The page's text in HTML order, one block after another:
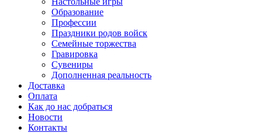
Образование
Профессии
Праздники родов войск
Семейные торжества
Гравировка
Сувениры
Дополненная реальность
Доставка
Оплата
Как до нас добраться
Новости
Контакты